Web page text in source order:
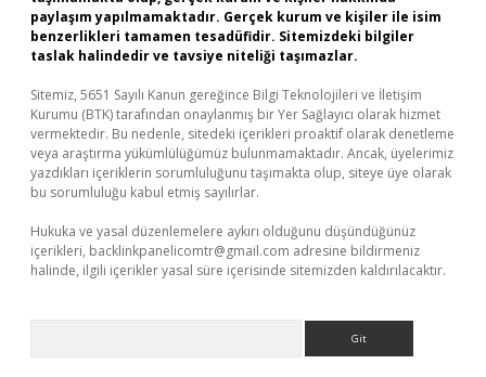
paylaşım yapılmamaktadır. Gerçek kurum ve kişiler ile isim
benzerlikleri tamamen tesadüfidir. Sitemizdeki bilgiler
taslak halindedir ve tavsiye niteliği taşımazlar.
Sitemiz, 5651 Sayılı Kanun gereğince Bilgi Teknolojileri ve İletişim
Kurumu (BTK) tarafından onaylanmış bir Yer Sağlayıcı olarak hizmet
vermektedir. Bu nedenle, sitedeki içerikleri proaktif olarak denetleme
veya araştırma yükümlülüğümüz bulunmamaktadır. Ancak, üyelerimiz
yazdıkları içeriklerin sorumluluğunu taşımakta olup, siteye üye olarak
bu sorumluluğu kabul etmiş sayılırlar.
Hukuka ve yasal düzenlemelere aykırı olduğunu düşündüğünüz
içerikleri, backlinkpanelicomtr@gmail.com adresine bildirmeniz
halinde, ilgili içerikler yasal süre içerisinde sitemizden kaldırılacaktır.